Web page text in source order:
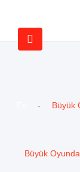
-
Büyük
Büyük